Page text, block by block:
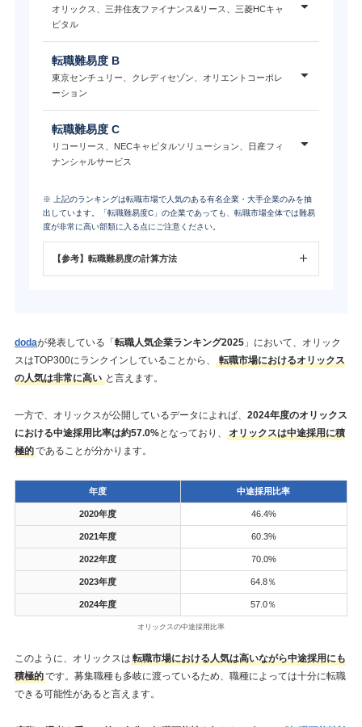
オリックス、三井住友ファイナンス&リース、三菱HCキャ
ピタル
転職難易度 B
東京センチュリー、クレディセゾン、オリエントコーポレ
ーション
転職難易度 C
リコーリース、NECキャピタルソリューション、日産フィ
ナンシャルサービス
※ 上記のランキングは転職市場で人気のある有名企業・大手企業のみを抽
出しています。「転職難易度C」の企業であっても、転職市場全体では難易
度が非常に高い部類に入る点にご注意ください。
【参考】転職難易度の計算方法
dodaが発表している「転職人気企業ランキング2025」において、オリック
スはTOP300にランクインしていることから、
転職市場におけるオリックス
の人気は非常に高い と言えます。
一方で、オリックスが公開しているデータによれば、 2024年度のオリックス
における中途採用比率は約57.0%となっており、
オリックスは中途採用に積
極的であることが分かります。
年度 中途採用比率
2020年度 46.4%
2021年度 60.3%
2022年度 70.0%
2023年度 64.8％
2024年度 57.0％
オリックスの中途採用比率
このように、オリックスは 転職市場における人気は高いながら中途採用にも
積極的です。募集職種も多岐に渡っているため、職種によっては十分に転職
できる可能性があると言えます。